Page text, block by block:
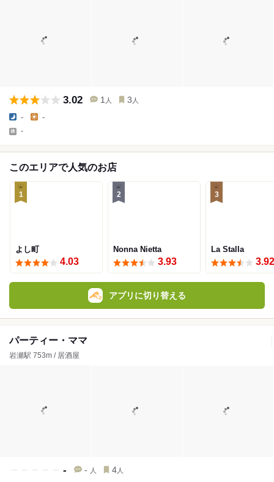
3.02 1 人 3 人
- -
-
このエリアで人気のお店
1
よし町
4.03
2
Nonna Nietta
3.93
3
La Stalla
3.92
アプリに切り替える
パーティー・ママ
岩瀬駅 753m / 居酒屋
- - 人 4 人